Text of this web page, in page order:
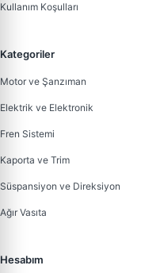
Kullanım Koşulları
Kategoriler
Motor ve Şanzıman
Elektrik ve Elektronik
Fren Sistemi
Kaporta ve Trim
Süspansiyon ve Direksiyon
Ağır Vasıta
Hesabım